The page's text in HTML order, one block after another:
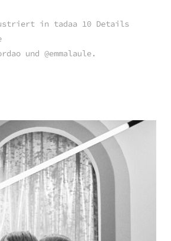
in tadaa 10 Details
und @emmalaule.